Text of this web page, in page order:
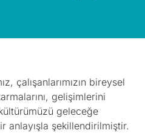
çalışanlarımızın bireysel
gelişimlerini
geleceğe
anlayışla şekillendirilmiştir.